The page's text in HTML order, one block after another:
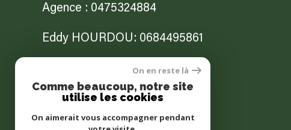
Agence : 0475324884
Eddy HOURDOU: 0684495861
Jonathan NITTO: 0682564503
contact@lagenceannonay.com
On en reste là
Comme beaucoup, notre site
utilise les cookies
On aimerait vous accompagner pendant